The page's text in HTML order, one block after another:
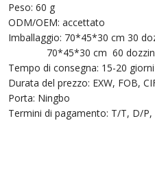
Peso: 60 g
ODM/OEM: accettato
Imballaggio: 70*45*30 cm 30
70*45*30 cm 60 dozzine
Tempo di consegna: 15-20
Durata del prezzo: EXW, FOB,
Porta: Ningbo
Termini di pagamento: T/T, D/P,